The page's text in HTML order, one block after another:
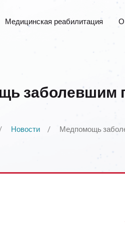
Медицинская реабилитация О
заболевшим
Новости Медпомощь